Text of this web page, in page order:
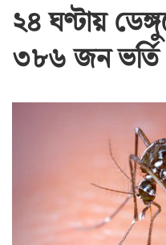
২৪ ঘণ্টায়
৩৮৬ জন ভর্তি